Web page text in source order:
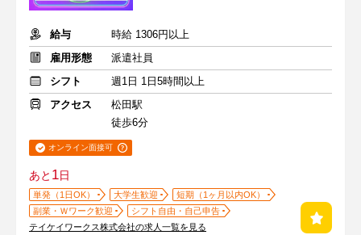
給与
時給 1306円以上
雇用形態
派遣社員
シフト
週1日 1日5時間以上
アクセス
松田駅
徒歩6分
オンライン面接可
あと 1日
単発（1日OK） 大学生歓迎
短期（1ヶ月以内OK）
副業・Ｗワーク歓迎
シフト自由・自己申告
テイケイワークス株式会社の求人一覧を見る